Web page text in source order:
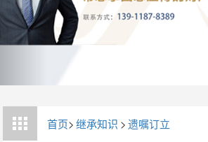
首页>继承知识 >遗嘱订立